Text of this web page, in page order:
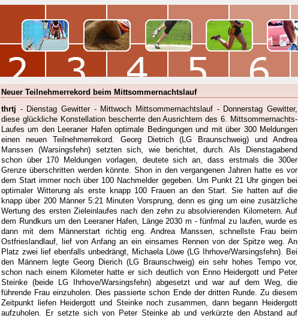
Neuer Teilnehmerrekord beim Mittsommernachtslauf
thrtj - Dienstag Gewitter - Mittwoch Mittsommernachtslauf - Donnerstag Gewitter,
diese glückliche Konstellation bescherrte den Ausrichtern des 6. Mittsommernachts-
Laufes um den Leeraner Hafen optimale Bedingungen und mit über 300 Meldungen
einen neuen Teilnehmerrekord. Georg Dietrich (LG Braunschweig) und Andrea
Manssen (Warsingsfehn) setzten sich, wie berichtet, durch. Als Dienstagabend
schon über 170 Meldungen vorlagen, deutete sich an, dass erstmals die 300er
Grenze überschritten werden könnte. Shon in den vergangenen Jahren hatte es vor
dem Start immer noch über 100 Nachmelder gegeben. Um Punkt 21 Uhr gingen bei
optimaler Witterung als erste knapp 100 Frauen an den Start. Sie hatten auf die
knapp über 200 Männer 5:21 Minuten Vorsprung, denn es ging um eine zusätzliche
Wertung des ersten Zieleinlaufes nach den zehn zu absolvierenden Kilometern. Auf
dem Rundkurs um den Leeraner Hafen, Länge 2030 m - fünfmal zu laufen, wurde es
dann mit dem Männerstart richtig eng. Andrea Manssen, schnellste Frau beim
Ostfrieslandlauf, lief von Anfang an ein einsames Rennen von der Spitze weg. An
Platz zwei lief ebenfalls unbedrängt, Michaela Löwe (LG Ihrhove/Warsingsfehn). Bei
den Männern legte Georg Dierich (LG Braunschweig) ein sehr hohes Tempo vor,
schon nach einem Kilometer hatte er sich deutlich von Enno Heidergott und Peter
Steinke (beide LG Ihrhove/Warsingsfehn) abgesetzt und war auf dem Weg, die
führende Frau einzuholen. Dies passierte schon Ende der dritten Runde. Zu diesem
Zeitpunkt liefen Heidergott und Steinke noch zusammen, dann begann Heidergott
aufzuholen. Er setzte sich von Peter Steinke ab und verkürzte den Abstand auf